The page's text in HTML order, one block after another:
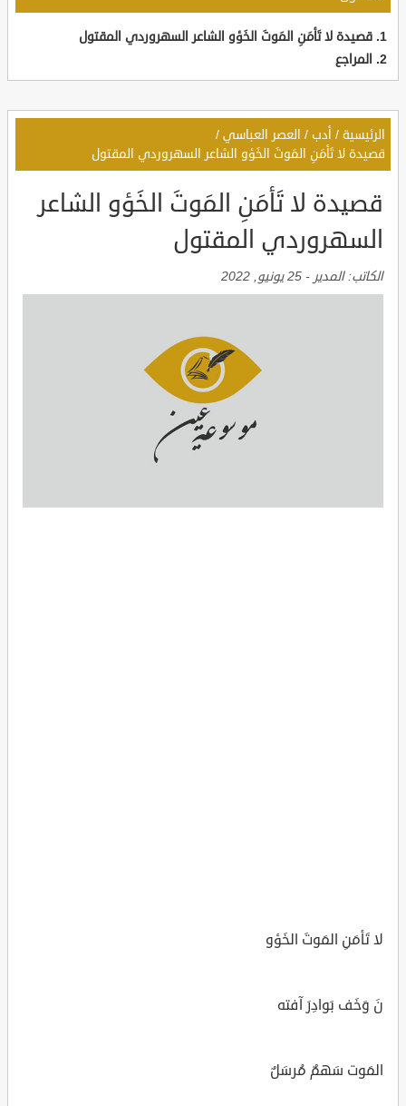
قصيدة لا تَأمَنِ المَوتَ الخَؤو الشاعر السهروردي المقتول
المراجع
الرئيسية / أدب / العصر العباسي /
قصيدة لا تَأمَنِ المَوتَ الخَؤو الشاعر السهروردي المقتول
قصيدة لا تَأمَنِ المَوتَ الخَؤو الشاعر
السهروردي المقتول
الكاتب:المدير - 25 يونيو, 2022
لا تَأمَنِ المَوتَ الخَؤو
نَ وَخَف بَوادِرَ آفته
المَوت سَهمٌ مُرسَلٌ